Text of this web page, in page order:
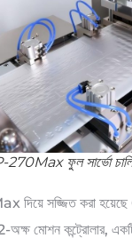
ফুল সার্ভো চালিত
সজ্জিত করা হয়েছে
অক্ষ মোশন কন্ট্রোলার, একটি